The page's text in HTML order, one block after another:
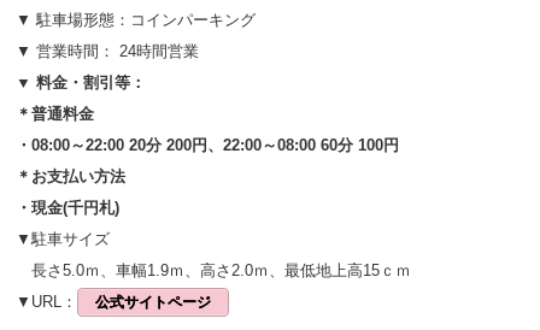
▼ 駐車場形態：コインパーキング
▼ 営業時間： 24時間営業
▼ 料金・割引等：
＊普通料金
・08:00～22:00 20分 200円、22:00～08:00 60分 100円
＊お支払い方法
・現金(千円札)
▼駐車サイズ
長さ5.0ｍ、車幅1.9ｍ、高さ2.0ｍ、最低地上高15ｃｍ
▼URL：
公式サイトページ